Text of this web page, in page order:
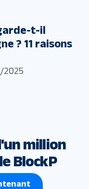
t-il
? 11 raisons
2025
million
BlockP